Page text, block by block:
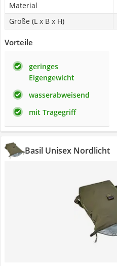
Material
Größe (L x B x H)
Vorteile
geringes
Eigengewicht
wasserabweisend
mit Tragegriff
Basil Unisex Nordlicht